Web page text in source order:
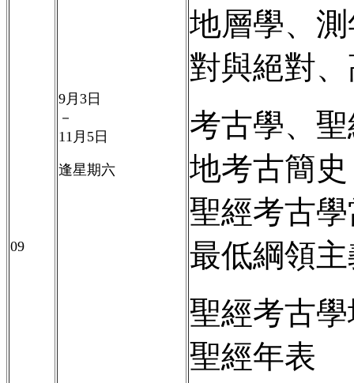
09
9月 3 日
－
11 月 5 日
逢星期六
地層學、
對與絕對
考古學、
地考古簡史
聖經考古
最低綱領
聖經考古
聖經年表